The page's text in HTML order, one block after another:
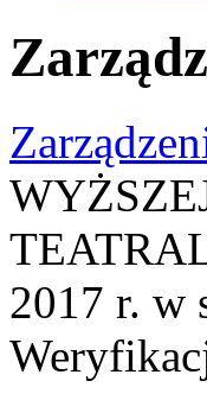
2017 r. w